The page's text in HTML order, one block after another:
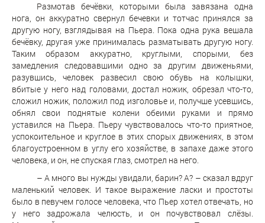
Размотав бечёвки, которыми была завязана одна
нога, он аккуратно свернул бечевки и тотчас принялся за
другую ногу, взглядывая на Пьера. Пока одна рука вешала
бечёвку, другая уже принималась разматывать другую ногу.
Таким образом аккуратно, круглыми, спорыми, без
замедления следовавшими одно за другим движеньями,
разувшись, человек развесил свою обувь на колышки,
вбитые у него над головами, достал ножик, обрезал что-то,
сложил ножик, положил под изголовье и, получше усевшись,
обнял свои поднятые колени обеими руками и прямо
уставился на Пьера. Пьеру чувствовалось что-то приятное,
успокоительное и круглое в этих спорых движениях, в этом
благоустроенном в углу его хозяйстве, в запахе даже этого
человека, и он, не спуская глаз, смотрел на него.
– А много вы нужды увидали, барин? А? – сказал вдруг
маленький человек. И такое выражение ласки и простоты
было в певучем голосе человека, что Пьер хотел отвечать, но
у него задрожала челюсть, и он почувствовал слёзы.